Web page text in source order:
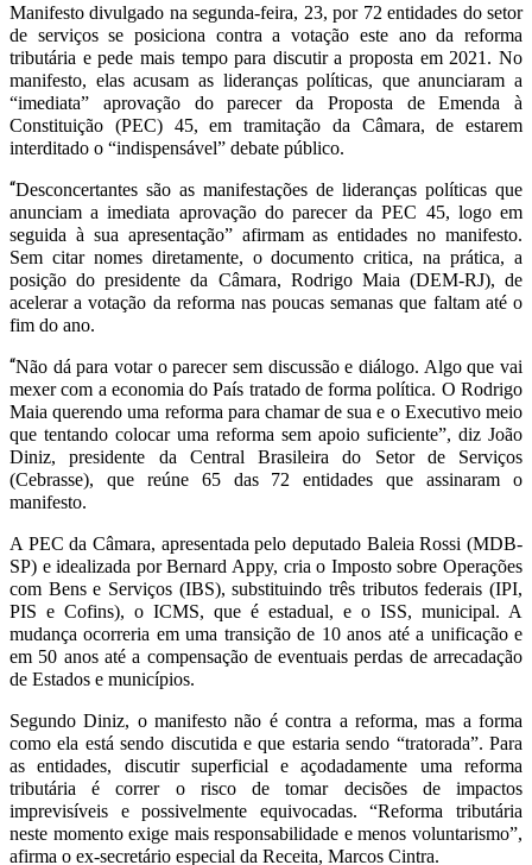
Manifesto divulgado na segunda-feira, 23, por 72 entidades do setor
de serviços se posiciona contra a votação este ano da reforma
tributária e pede mais tempo para discutir a proposta em 2021. No
manifesto, elas acusam as lideranças políticas, que anunciaram a
“imediata” aprovação do parecer da Proposta de Emenda à
Constituição (PEC) 45, em tramitação da Câmara, de estarem
interditado o “indispensável” debate público.
“Desconcertantes são as manifestações de lideranças políticas que
anunciam a imediata aprovação do parecer da PEC 45, logo em
seguida à sua apresentação” afirmam as entidades no manifesto.
Sem citar nomes diretamente, o documento critica, na prática, a
posição do presidente da Câmara, Rodrigo Maia (DEM-RJ), de
acelerar a votação da reforma nas poucas semanas que faltam até o
fim do ano.
“Não dá para votar o parecer sem discussão e diálogo. Algo que vai
mexer com a economia do País tratado de forma política. O Rodrigo
Maia querendo uma reforma para chamar de sua e o Executivo meio
que tentando colocar uma reforma sem apoio suficiente”, diz João
Diniz, presidente da Central Brasileira do Setor de Serviços
(Cebrasse), que reúne 65 das 72 entidades que assinaram o
manifesto.
A PEC da Câmara, apresentada pelo deputado Baleia Rossi (MDB-
SP) e idealizada por Bernard Appy, cria o Imposto sobre Operações
com Bens e Serviços (IBS), substituindo três tributos federais (IPI,
PIS e Cofins), o ICMS, que é estadual, e o ISS, municipal. A
mudança ocorreria em uma transição de 10 anos até a unificação e
em 50 anos até a compensação de eventuais perdas de arrecadação
de Estados e municípios.
Segundo Diniz, o manifesto não é contra a reforma, mas a forma
como ela está sendo discutida e que estaria sendo “tratorada”. Para
as entidades, discutir superficial e açodadamente uma reforma
tributária é correr o risco de tomar decisões de impactos
imprevisíveis e possivelmente equivocadas. “Reforma tributária
neste momento exige mais responsabilidade e menos voluntarismo”,
afirma o ex-secretário especial da Receita, Marcos Cintra.